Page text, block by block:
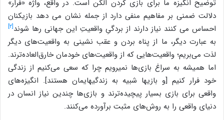
توضیح انگیزه ما برای بازی کردن الکن است. در واقع، واژه «فرار»
دلالت ضمنی بر مفاهیم منفی دارد از جمله نشان می دهد بازیکنان
احساس می کنند نیاز دارند از بردگیِ واقعیتِ این جهانی‎ رها شوند
[۲]
به عبارت دیگر، ما از پناه بردن و عقب نشینی به واقعیت‌های دیگر
لذت می‌بریم؛ واقعیت‌هایی که از واقعیت‌های خودمان خارق‌العاده‌ترند.
اما همیشه به سراغ بازی‌ها نمی‎رویم چرا که سعی می‌کنیم از زندگی
خود فرار کنیم [و بازیها شبیه به زندگی‎هایمان هستند]. انگیزه‌های
واقعی برای بازی بسیار پیچیده‌ترند و بازی‌ها چندین نیاز انسان در
دنیای واقعی را به روش‌های مثبت برآورده می‌کنند.